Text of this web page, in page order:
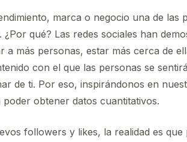
marca o negocio una de las
qué? Las redes sociales han
a más personas, estar más cerca de
con el que las personas se
de ti. Por eso, inspirándonos en
obtener datos cuantitativos.
followers y likes, la realidad es